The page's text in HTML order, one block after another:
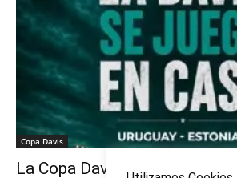
Copa Davis
La Copa Davis vuelve al Círculo